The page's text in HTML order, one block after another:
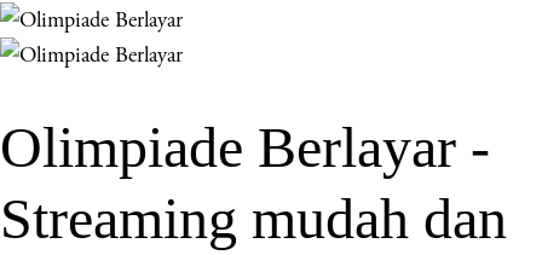
u
Olimpiade Berlayar -
Streaming mudah dan